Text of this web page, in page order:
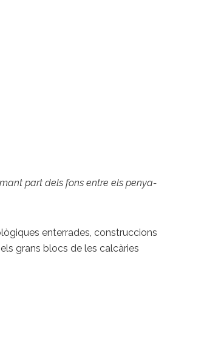
part dels fons entre els penya-
enterrades, construccions
grans blocs de les calcàries